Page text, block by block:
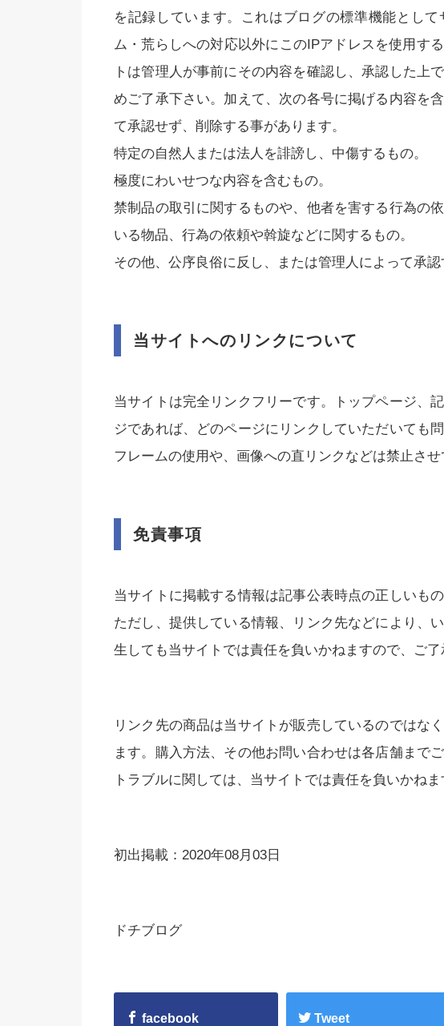
を記録しています。これはブログの標準機能とし
ム・荒らしへの対応以外にこのIPアドレスを使用す
トは管理人が事前にその内容を確認し、承認した上
めご了承下さい。加えて、次の各号に掲げる内容を
て承認せず、削除する事があります。
特定の自然人または法人を誹謗し、中傷するもの。
極度にわいせつな内容を含むもの。
禁制品の取引に関するものや、他者を害する行為の
いる物品、行為の依頼や斡旋などに関するもの。
その他、公序良俗に反し、または管理人によって承認
当サイトへのリンクについて
当サイトは完全リンクフリーです。トップページ、
ジであれば、どのページにリンクしていただいても
フレームの使用や、画像への直リンクなどは禁止させ
免責事項
当サイトに掲載する情報は記事公表時点の正しいも
ただし、提供している情報、リンク先などにより、
生しても当サイトでは責任を負いかねますので、ご了
リンク先の商品は当サイトが販売しているのではな
ます。購入方法、その他お問い合わせは各店舗まで
トラブルに関しては、当サイトでは責任を負いかねま
初出掲載：2020年08月03日
ドチブログ
facebook Tweet